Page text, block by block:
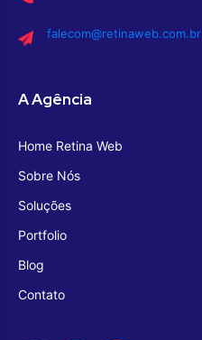
falecom@retinaweb.com.br
A Agência
Home Retina Web
Sobre Nós
Soluções
Portfolio
Blog
Contato